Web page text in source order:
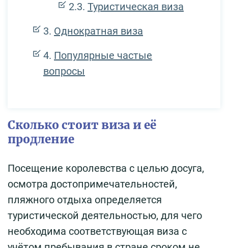
Туристическая виза
Однократная виза
Популярные частые
вопросы
Сколько стоит виза и её
продление
Посещение королевства с целью досуга,
осмотра достопримечательностей,
пляжного отдыха определяется
туристической деятельностью, для чего
необходима соответствующая виза с